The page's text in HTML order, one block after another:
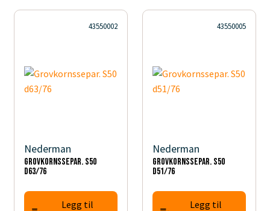
43550002
Nederman
Grovkornssepar. S50
d63/76
Legg til
43550005
Nederman
Grovkornssepar. S50
d51/76
Legg til